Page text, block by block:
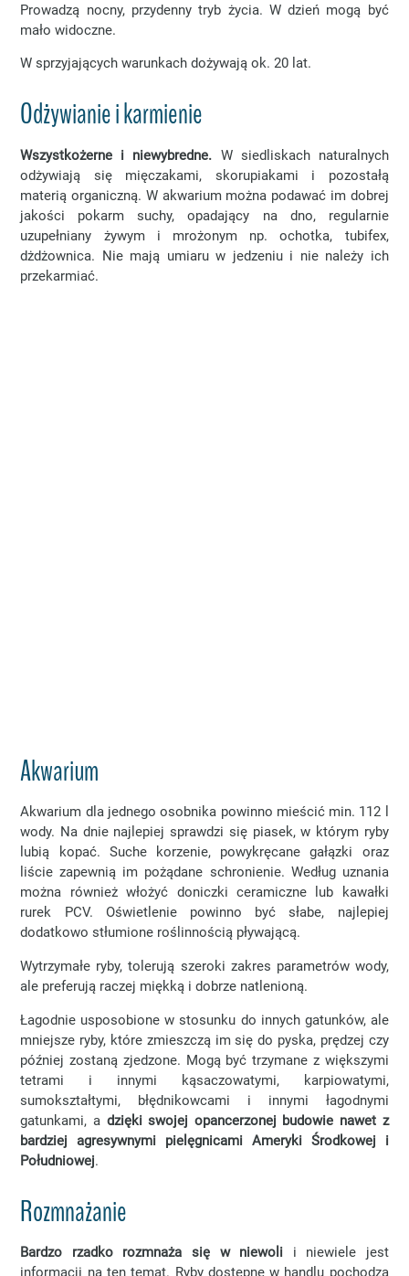
Prowadzą nocny, przydenny tryb życia. W dzień mogą być
mało widoczne.
W sprzyjających warunkach dożywają ok. 20 lat.
Odżywianie i karmienie
Wszystkożerne i niewybredne. W siedliskach naturalnych
odżywiają się mięczakami, skorupiakami i pozostałą
materią organiczną. W akwarium można podawać im dobrej
jakości pokarm suchy, opadający na dno, regularnie
uzupełniany żywym i mrożonym np. ochotka, tubifex,
dżdżownica. Nie mają umiaru w jedzeniu i nie należy ich
przekarmiać.
Akwarium
Akwarium dla jednego osobnika powinno mieścić min. 112 l
wody. Na dnie najlepiej sprawdzi się piasek, w którym ryby
lubią kopać. Suche korzenie, powykręcane gałązki oraz
liście zapewnią im pożądane schronienie. Według uznania
można również włożyć doniczki ceramiczne lub kawałki
rurek PCV. Oświetlenie powinno być słabe, najlepiej
dodatkowo stłumione roślinnością pływającą.
Wytrzymałe ryby, tolerują szeroki zakres parametrów wody,
ale preferują raczej miękką i dobrze natlenioną.
Łagodnie usposobione w stosunku do innych gatunków, ale
mniejsze ryby, które zmieszczą im się do pyska, prędzej czy
później zostaną zjedzone. Mogą być trzymane z większymi
tetrami i innymi kąsaczowatymi, karpiowatymi,
sumokształtymi, błędnikowcami i innymi łagodnymi
gatunkami, a dzięki swojej opancerzonej budowie nawet z
bardziej agresywnymi pielęgnicami Ameryki Środkowej i
Południowej.
Rozmnażanie
Bardzo rzadko rozmnaża się w niewoli i niewiele jest